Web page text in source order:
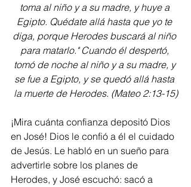
toma al niño y a su madre, y huye a
Egipto. Quédate allá hasta que yo te
diga, porque Herodes buscará al niño
para matarlo." Cuando él despertó,
tomó de noche al niño y a su madre, y
se fue a Egipto, y se quedó allá hasta
la muerte de Herodes. (Mateo 2:13-15)
¡Mira cuánta confianza depositó Dios
en José! Dios le confió a él el cuidado
de Jesús. Le habló en un sueño para
advertirle sobre los planes de
Herodes, y José escuchó: sacó a